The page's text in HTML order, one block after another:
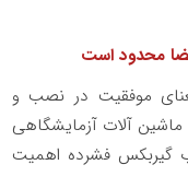
محدود است
موفقیت در نصب و
آلات آزمایشگاهی
گیربکس فشرده اهمیت